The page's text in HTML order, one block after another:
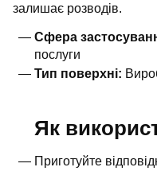
залишає розводів.
Сфера
послуги
Тип поверхні:
Як
Приготуйте